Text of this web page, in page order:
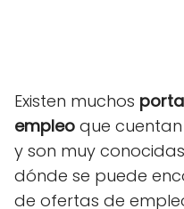
Existen muchos
empleo que
y son muy
dónde se puede
de ofertas de